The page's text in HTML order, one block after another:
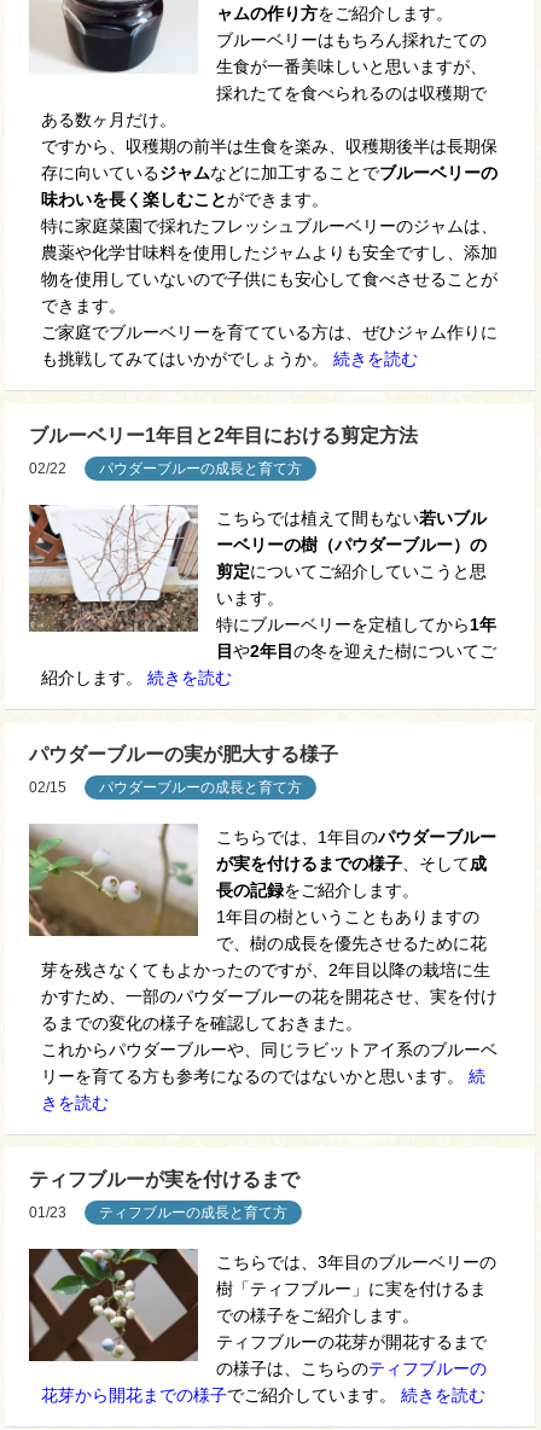
ャムの作り方をご紹介します。
ブルーベリーはもちろん採れたての
生食が一番美味しいと思いますが、
採れたてを食べられるのは収穫期で
ある数ヶ月だけ。
ですから、収穫期の前半は生食を楽み、収穫期後半は長期保
存に向いているジャムなどに加工することでブルーベリーの
味わいを長く楽しむことができます。
特に家庭菜園で採れたフレッシュブルーベリーのジャムは、
農薬や化学甘味料を使用したジャムよりも安全ですし、添加
物を使用していないので子供にも安心して食べさせることが
できます。
ご家庭でブルーベリーを育てている方は、ぜひジャム作りに
も挑戦してみてはいかがでしょうか。続きを読む
ブルーベリー1年目と2年目における剪定方法
02/22 パウダーブルーの成長と育て方
こちらでは植えて間もない若いブル
ーベリーの樹（パウダーブルー）の
剪定についてご紹介していこうと思
います。
特にブルーベリーを定植してから1年
目や2年目の冬を迎えた樹についてご
紹介します。続きを読む
パウダーブルーの実が肥大する様子
02/15 パウダーブルーの成長と育て方
こちらでは、1年目のパウダーブルー
が実を付けるまでの様子 、そして成
長の記録をご紹介します。
1年目の樹ということもありますの
で、樹の成長を優先させるために花
芽を残さなくてもよかったのですが、2年目以降の栽培に生
かすため、一部のパウダーブルーの花を開花させ、実を付け
るまでの変化の様子を確認しておきまた。
これからパウダーブルーや、同じラビットアイ系のブルーベ
リーを育てる方も参考になるのではないかと思います。続
きを読む
ティフブルーが実を付けるまで
01/23 ティフブルーの成長と育て方
こちらでは、3年目のブルーベリーの
樹「ティフブルー」に実を付けるま
での様子をご紹介します。
ティフブルーの花芽が開花するまで
の様子は、こちらのティフブルーの
花芽から開花までの様子でご紹介しています。続きを読む